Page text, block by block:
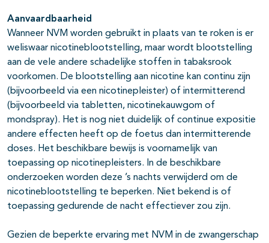
Aanvaardbaarheid
Wanneer NVM worden gebruikt in plaats van te roken is er
weliswaar nicotineblootstelling, maar wordt blootstelling
aan de vele andere schadelijke stoffen in tabaksrook
voorkomen. De blootstelling aan nicotine kan continu zijn
(bijvoorbeeld via een nicotinepleister) of intermitterend
(bijvoorbeeld via tabletten, nicotinekauwgom of
mondspray). Het is nog niet duidelijk of continue expositie
andere effecten heeft op de foetus dan intermitterende
doses. Het beschikbare bewijs is voornamelijk van
toepassing op nicotinepleisters. In de beschikbare
onderzoeken worden deze ’s nachts verwijderd om de
nicotineblootstelling te beperken. Niet bekend is of
toepassing gedurende de nacht effectiever zou zijn.
Gezien de beperkte ervaring met NVM in de zwangerschap